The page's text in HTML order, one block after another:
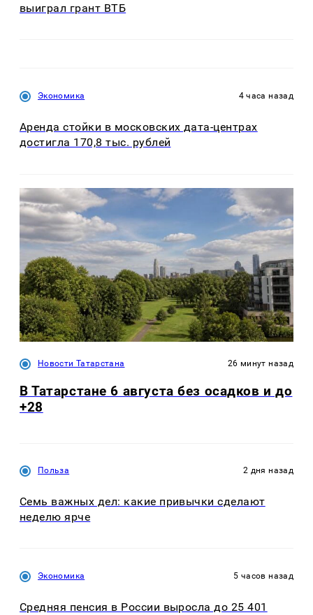
выиграл грант ВТБ
Экономика 4 часа назад
Аренда стойки в московских дата-центрах
достигла 170,8 тыс. рублей
Новости Татарстана 26 минут назад
В Татарстане 6 августа без осадков и до
+28
Польза 2 дня назад
Семь важных дел: какие привычки сделают
неделю ярче
Экономика 5 часов назад
Средняя пенсия в России выросла до 25 401